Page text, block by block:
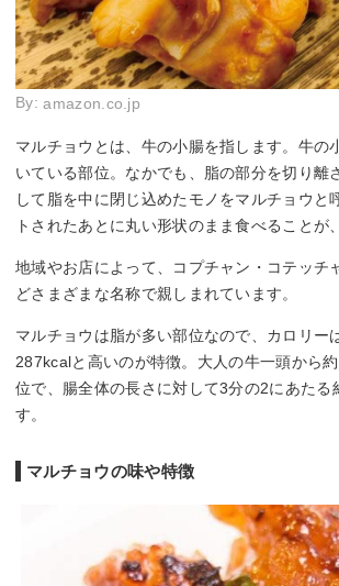
By:amazon.co.jp
マルチョウとは、牛の小腸を指します。牛の
いている部位。なかでも、脂の部分を切り離
して脂を中に閉じ込めたモノをマルチョウと
トされたあとに丸い形状のまま食べることが
地域やお店によって、コプチャン・コテッチ
どさまざまな名称で親しまれています。
マルチョウは脂が多い部位なので、カロリー
287kcalと高いのが特徴。大人の牛一頭から
位で、腸全体の長さに対して3分の2にあたる
す。
マルチョウの味や特徴